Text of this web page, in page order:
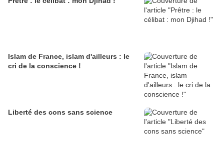
Islam de France, islam d'ailleurs : le
cri de la conscience !
Liberté des cons sans science